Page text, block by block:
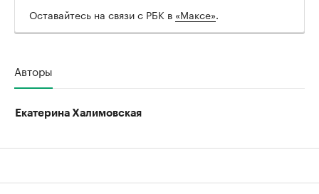
Оставайтесь на связи с РБК в «Максе».
Авторы
Екатерина Халимовская